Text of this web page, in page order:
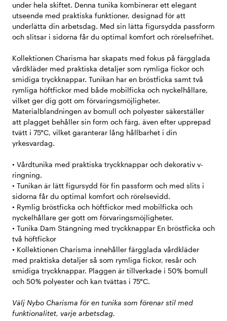
under hela skiftet. Denna tunika kombinerar ett elegant
utseende med praktiska funktioner, designad för att
underlätta din arbetsdag. Med sin lätta figursydda passform
och slitsar i sidorna får du optimal komfort och rörelsefrihet.
Kollektionen Charisma har skapats med fokus på färgglada
vårdkläder med praktiska detaljer som rymliga fickor och
smidiga tryckknappar. Tunikan har en bröstficka samt två
rymliga höftfickor med både mobilficka och nyckelhållare,
vilket ger dig gott om förvaringsmöjligheter.
Materialblandningen av bomull och polyester säkerställer
att plagget behåller sin form och färg, även efter upprepad
tvätt i 75°C, vilket garanterar lång hållbarhet i din
yrkesvardag.
• Vårdtunika med praktiska tryckknappar och dekorativ v-
ringning.
• Tunikan är lätt figursydd för fin passform och med slits i
sidorna får du optimal komfort och rörelsevidd.
• Rymlig bröstficka och höftfickor med mobilficka och
nyckelhållare ger gott om förvaringsmöjligheter.
• Tunika Dam Stängning med tryckknappar En bröstficka och
två höftfickor
• Kollektionen Charisma innehåller färgglada vårdkläder
med praktiska detaljer så som rymliga fickor, resår och
smidiga tryckknappar. Plaggen är tillverkade i 50% bomull
och 50% polyester och kan tvättas i 75°C.
Välj Nybo Charisma för en tunika som förenar stil med
funktionalitet, varje arbetsdag.